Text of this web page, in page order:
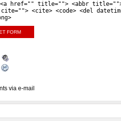
<a href="" title=""> <abbr title="">
<cite> <code> <del
via e-mail